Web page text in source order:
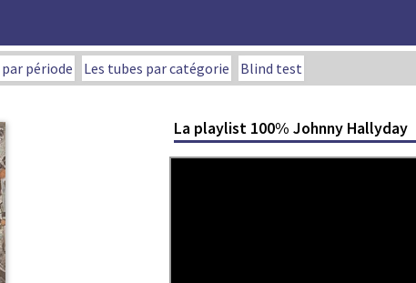
période Les tubes par catégorie Blind test
La playlist 100% Johnny Hallyday